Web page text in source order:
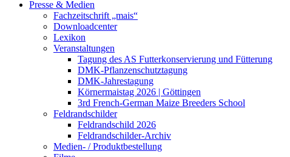
Presse & Medien
Fachzeitschrift „mais“
Downloadcenter
Lexikon
Veranstaltungen
Tagung des AS Futterkonservierung und Fütterung
DMK-Pflanzenschutztagung
DMK-Jahrestagung
Körnermaistag 2026 | Göttingen
3rd French-German Maize Breeders School
Feldrandschilder
Feldrandschild 2026
Feldrandschilder-Archiv
Medien- / Produktbestellung